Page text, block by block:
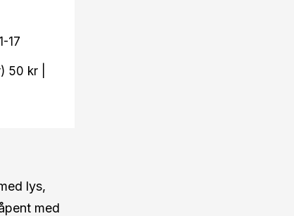
17
50 kr |
lys,
med